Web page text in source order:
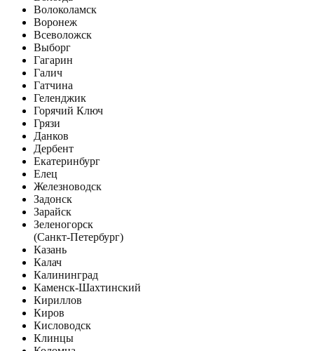
Волоколамск
Воронеж
Всеволожск
Выборг
Гагарин
Галич
Гатчина
Геленджик
Горячий Ключ
Грязи
Данков
Дербент
Екатеринбург
Елец
Железноводск
Задонск
Зарайск
Зеленогорск
(Санкт-Петербург)
Казань
Калач
Калининград
Каменск-Шахтинский
Кириллов
Киров
Кисловодск
Клинцы